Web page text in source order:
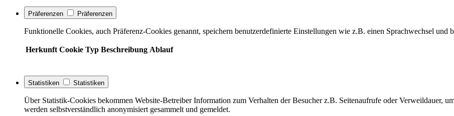
Präferenzen Präferenzen
Funktionelle Cookies, auch Präferenz-Cookies genannt, speichern benutzerdefinierte Einstellungen wie z.B. einen Sprachwechsel und
Herkunft Cookie Typ Beschreibung Ablauf
Statistiken Statistiken
Über Statistik-Cookies bekommen Website-Betreiber Information zum Verhalten der Besucher z.B. Seitenaufrufe oder Verweildauer,
werden selbstverständlich anonymisiert gesammelt und gemeldet.